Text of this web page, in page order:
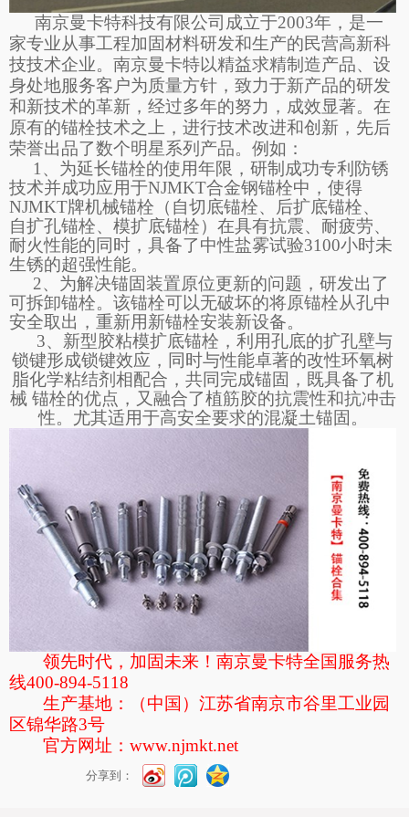
南京曼卡特科技有限公司成立于2003年，是一
家专业从事工程加固材料研发和生产的民营高新科
技技术企业。南京曼卡特以精益求精制造产品、设
身处地服务客户为质量方针， 致力于新产品的研发
和新技术的革新，经过多年的努力，成效显著。在
原有的锚栓技术之上，进行技术改进和创新，先后
荣誉出品了数个明星系列 产品。例如：
1、为延长锚栓的使用年限，研制成功专利防锈
技术并成功应用于NJMKT合金钢锚栓中，使得
NJMKT牌机械锚栓（自切底锚栓、后扩底锚栓、
自扩孔锚栓、模扩底锚栓）在具有抗震、耐疲劳、
耐火性能的同时，具备了中性盐雾试验3100小时未
生锈的超强性能。
2、为解决锚固装置原位更新的问题，研发出了
可拆卸锚栓。该锚栓可以无破坏的将原锚栓从孔中
安全取出，重新用新锚栓安装新设备。
3、新型胶粘模扩底锚栓，利用孔底的扩孔壁与
锁键形成锁键效应，同时与性能卓著的改性环氧树
脂化学粘结剂相配合，共同完成锚固，既具备了机
械 锚栓的优点，又融合了植筋胶的抗震性和抗冲击
性。尤其适用于高安全要求的混凝土锚固。
领先时代，加固未来！南京曼卡特全国服务热
线400-894-5118
生产基地：（中国）江苏省南京市谷里工业园
区锦华路3号
官方网址： www.njmkt.net
分享到：